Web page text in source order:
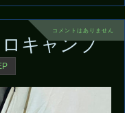
コメントはありません
キャンプ